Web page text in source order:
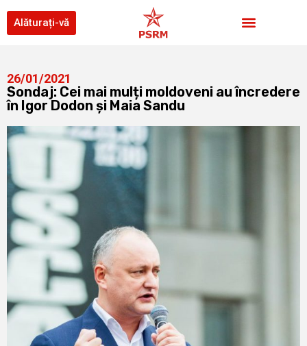
Alăturați-vă
26/01/2021
Sondaj: Cei mai mulți moldoveni au încredere
în Igor Dodon și Maia Sandu